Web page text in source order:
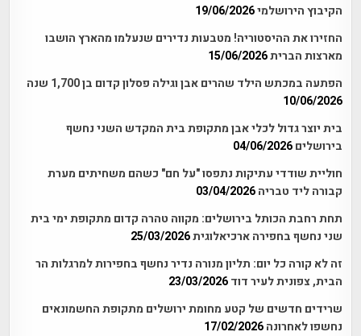
הקיבוץ הירושלמי19/06/2026
החזירו את ההיסטוריה! מטבעות נדירים שנעלמו מהארץ הושבו
מארצות הברית15/06/2026
הפתעה במכתש הילד שהרים אבן וגילה פסלון קדום בן 1,700 שנה
10/06/2026
בית יוצר גדול לכלי אבן מתקופת בית המקדש השני נחשף
בירושלים 04/06/2026
חוליית שודדי עתיקות נתפסו "על חם" כשהם משחיתים מערת
קבורה ליד טבריה 03/04/2026
תחת רחבת הכותל בירושלים: מקווה טהרה קדום מתקופת ימי בית
שני נחשף בחפירה ארכיאלוגית25/03/2026
זה לא קורה כל יום: תליון מנורה נדיר נחשף בחפירות למרגלות הר
הבית, צפונית לעיר דוד 23/03/2026
שרידים חדשים של קטע מחומת ירושלים מתקופת החשמונאים
נחשפו לאחרונה 17/02/2026